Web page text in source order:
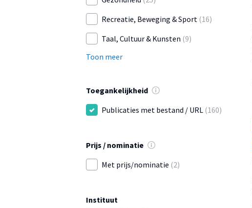
Recreatie, Beweging & Sport (16)
Taal, Cultuur & Kunsten (9)
Toon meer
Toegankelijkheid
Publicaties met bestand / URL (160)
Prijs / nominatie
Met prijs/nominatie (2)
Instituut